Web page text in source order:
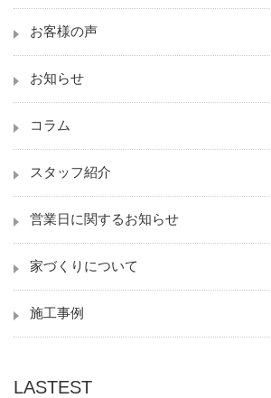
お客様の声
お知らせ
コラム
スタッフ紹介
営業日に関するお知らせ
家づくりについて
施工事例
LASTEST